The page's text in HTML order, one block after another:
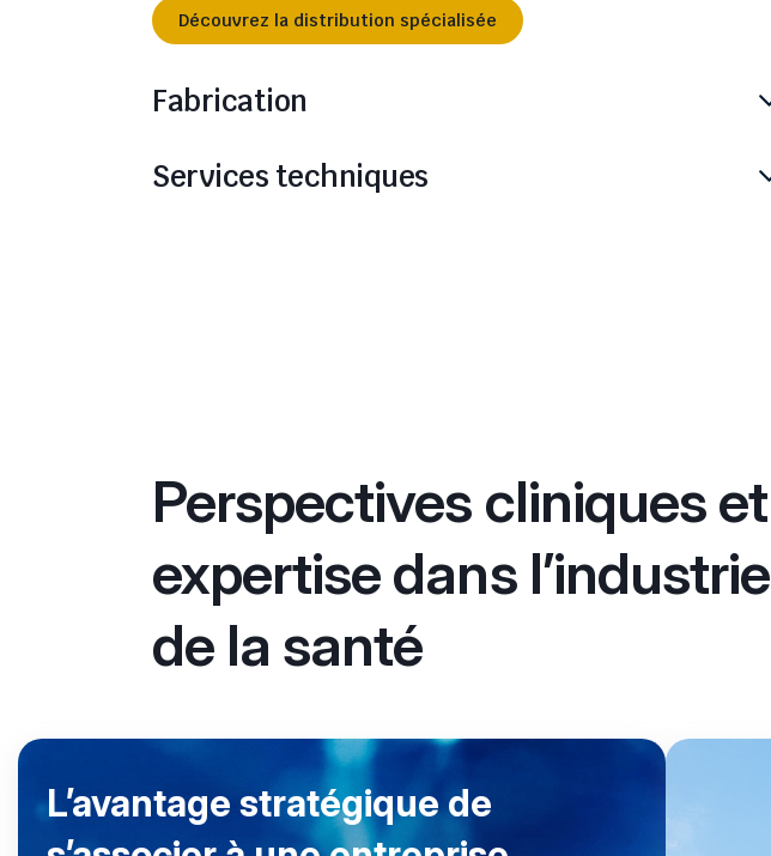
Découvrez la distribution spécialisée
Fabrication
Services techniques
Perspectives cliniques et
expertise dans l’industrie
de la santé
L’avantage stratégique de